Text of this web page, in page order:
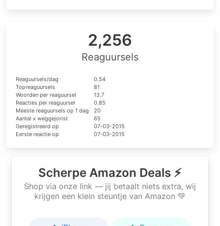
2,256
Reaguursels
Reaguursels/dag
0.54
Topreaguursels
81
Woorden per reaguursel
13.7
Reacties per reaguursel
0.85
Meeste reaguursels op 1 dag
20
Aantal x weggejorist
65
Geregistreerd op
07-03-2015
Eerste reactie op
07-03-2015
Scherpe Amazon Deals ⚡
Shop via onze link — jij betaalt niets extra, wij
krijgen een klein steuntje van Amazon 💚